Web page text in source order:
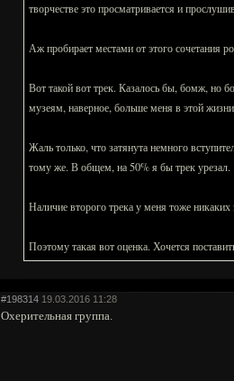
творчестве это просматривается и
Аж пробирает местами от этого сочетания
Вот такой вот трек. Казалось бы, бомж, но
музеям, наверное, больше меня в этой
Жаль только, что затянута немного
тому же. В общем, на 50% я бы трек урезал.
Наличие второго трека у меня тоже
Поэтому такая вот оценка. Хочется
#198314 19.03.2016 11:28
Охерительная группа.